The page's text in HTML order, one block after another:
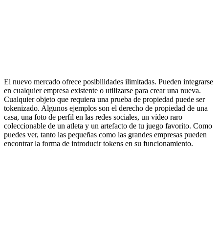
El nuevo mercado ofrece posibilidades ilimitadas. Pueden integrarse
en cualquier empresa existente o utilizarse para crear una nueva.
Cualquier objeto que requiera una prueba de propiedad puede ser
tokenizado. Algunos ejemplos son el derecho de propiedad de una
casa, una foto de perfil en las redes sociales, un vídeo raro
coleccionable de un atleta y un artefacto de tu juego favorito. Como
puedes ver, tanto las pequeñas como las grandes empresas pueden
encontrar la forma de introducir tokens en su funcionamiento.